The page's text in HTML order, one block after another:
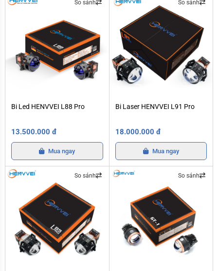
So sánh
Bi Led HENVVEI L88 Pro
13.500.000 đ
Mua ngay
So sánh
Bi Laser HENVVEI L91 Pro
18.000.000 đ
Mua ngay
So sánh So sánh